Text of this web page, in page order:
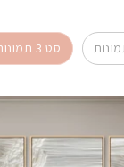
סט 3 תמונות